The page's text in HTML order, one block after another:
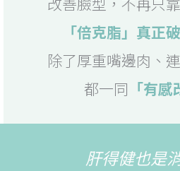
「倍克脂」真正
除了厚重嘴邊肉、
都一同 「有感
肝得健也是